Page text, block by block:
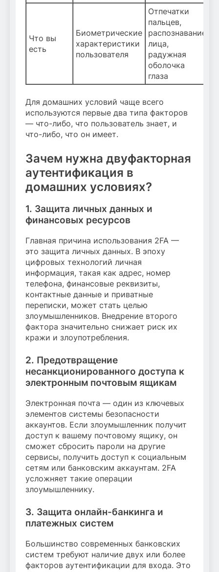
Что вы
есть
Биометрические
характеристики
пользователя
Отпечатки
пальцев,
распознавание
лица,
радужная
оболочка
глаза
Для домашних условий чаще всего
используются первые два типа факторов
— что-либо, что пользователь знает, и
что-либо, что он имеет.
Зачем нужна двуфакторная
аутентификация в
домашних условиях?
1. Защита личных данных и
финансовых ресурсов
Главная причина использования 2FA —
это защита личных данных. В эпоху
цифровых технологий личная
информация, такая как адрес, номер
телефона, финансовые реквизиты,
контактные данные и приватные
переписки, может стать целью
злоумышленников. Внедрение второго
фактора значительно снижает риск их
кражи и злоупотребления.
2. Предотвращение
несанкционированного доступа к
электронным почтовым ящикам
Электронная почта — один из ключевых
элементов системы безопасности
аккаунтов. Если злоумышленник получит
доступ к вашему почтовому ящику, он
сможет сбросить пароли на другие
сервисы, получить доступ к социальным
сетям или банковским аккаунтам. 2FA
усложняет такие операции
злоумышленнику.
3. Защита онлайн-банкинга и
платежных систем
Большинство современных банковских
систем требуют наличие двух или более
факторов аутентификации для входа. Это